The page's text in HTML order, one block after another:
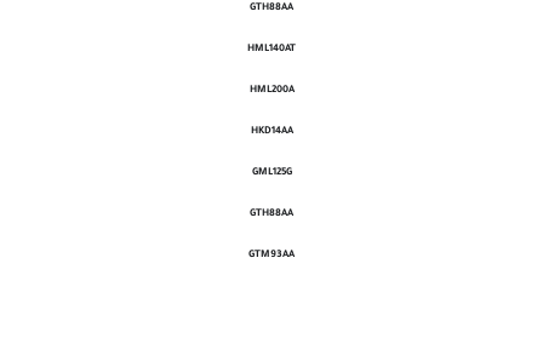
GTH88AA
HML140AT
HML200A
HKD14AA
GML125G
GTH88AA
GTM93AA